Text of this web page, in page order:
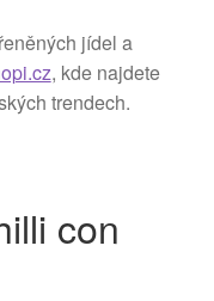
jídel a
, kde najdete
trendech.
con